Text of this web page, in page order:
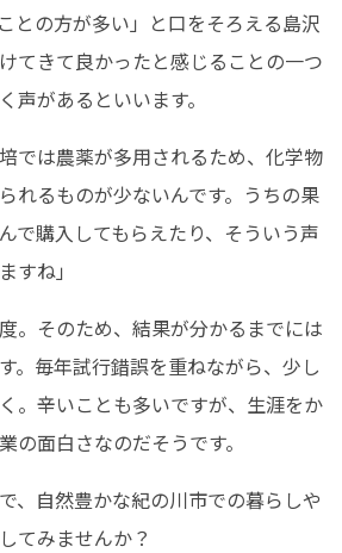
との方が多い」と口をそろえる島沢
てきて良かったと感じることの一つ
声があるといいます。
では農薬が多用されるため、化学物
れるものが少ないんです。うちの果
で購入してもらえたり、そういう声
すね」
。そのため、結果が分かるまでには
。毎年試行錯誤を重ねながら、少し
。辛いことも多いですが、生涯をか
の面白さなのだそうです。
、自然豊かな紀の川市での暮らしや
てみませんか？